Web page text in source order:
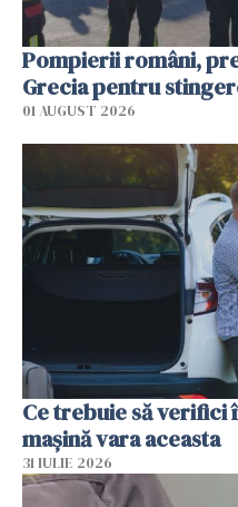
Pompierii români,
Grecia pentru
01 AUGUST 2026
Ce trebuie să verifici
mașină vara aceasta
31 IULIE 2026